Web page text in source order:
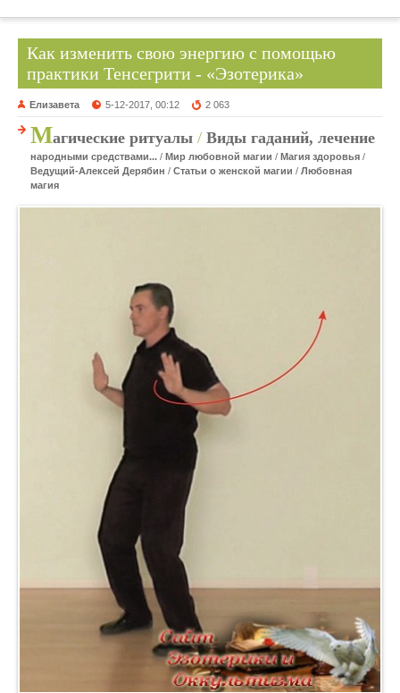
Как изменить свою энергию с помощью
практики Тенсегрити - «Эзотерика»
Елизавета 5-12-2017, 00:12 2 063
Магические ритуалы / Виды гаданий, лечение
народными средствами... / Мир любовной магии / Магия здоровья /
Ведущий-Алексей Дерябин / Статьи о женской магии / Любовная
магия